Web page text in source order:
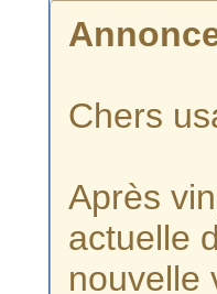
Chers
Après
actuelle
nouvelle